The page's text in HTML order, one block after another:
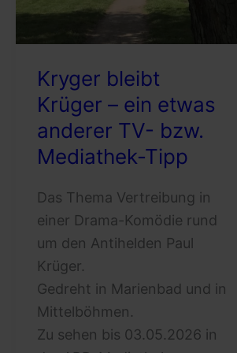
Kryger bleibt
Krüger – ein etwas
anderer TV- bzw.
Mediathek-Tipp
Das Thema Vertreibung in
einer Drama-Komödie rund
um den Antihelden Paul
Krüger.
Gedreht in Marienbad und in
Mittelböhmen.
Zu sehen bis 03.05.2026 in